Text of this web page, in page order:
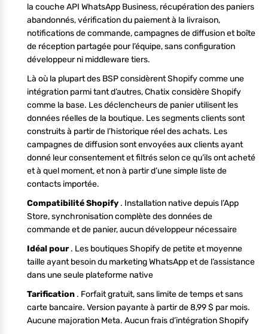
la couche API WhatsApp Business, récupération des paniers
abandonnés, vérification du paiement à la livraison,
notifications de commande, campagnes de diffusion et boîte
de réception partagée pour l’équipe, sans configuration
développeur ni middleware tiers.
Là où la plupart des BSP considèrent Shopify comme une
intégration parmi tant d’autres, Chatix considère Shopify
comme la base. Les déclencheurs de panier utilisent les
données réelles de la boutique. Les segments clients sont
construits à partir de l’historique réel des achats. Les
campagnes de diffusion sont envoyées aux clients ayant
donné leur consentement et filtrés selon ce qu’ils ont acheté
et à quel moment, et non à partir d’une simple liste de
contacts importée.
Compatibilité Shopify . Installation native depuis l’App
Store, synchronisation complète des données de
commande et de panier, aucun développeur nécessaire
Idéal pour. Les boutiques Shopify de petite et moyenne
taille ayant besoin du marketing WhatsApp et de l’assistance
dans une seule plateforme native
Tarification . Forfait gratuit, sans limite de temps et sans
carte bancaire. Version payante à partir de 8,99 $ par mois.
Aucune majoration Meta. Aucun frais d’intégration Shopify